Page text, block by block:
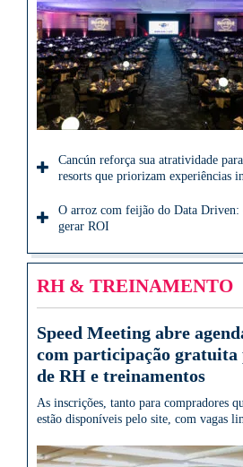
Cancún reforça sua atratividade
resorts que priorizam experiências
O arroz com feijão do Data Driven:
gerar ROI
RH & TREINAMENTO
Speed Meeting abre
com participação gratuita
de RH e treinamentos
As inscrições, tanto para compradores
estão disponíveis pelo site, com vagas